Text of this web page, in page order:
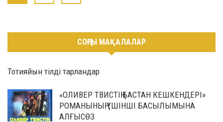
СОҢҒЫ МАҚАЛАЛАР
Тотияйын тілді тарландар
«ОЛИВЕР ТВИСТІҢ БАСТАН КЕШКЕНДЕРІ»
РОМАНЫНЫҢ ҮШІНШІ БАСЫЛЫМЫНА
АЛҒЫСӨЗ